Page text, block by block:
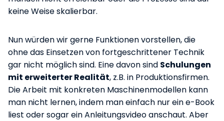
keine Weise skalierbar.
Nun würden wir gerne Funktionen vorstellen, die
ohne das Einsetzen von fortgeschrittener Technik
gar nicht möglich sind. Eine davon sind Schulungen
mit erweiterter Realität, z.B. in Produktionsfirmen.
Die Arbeit mit konkreten Maschinenmodellen kann
man nicht lernen, indem man einfach nur ein e-Book
liest oder sogar ein Anleitungsvideo anschaut. Aber